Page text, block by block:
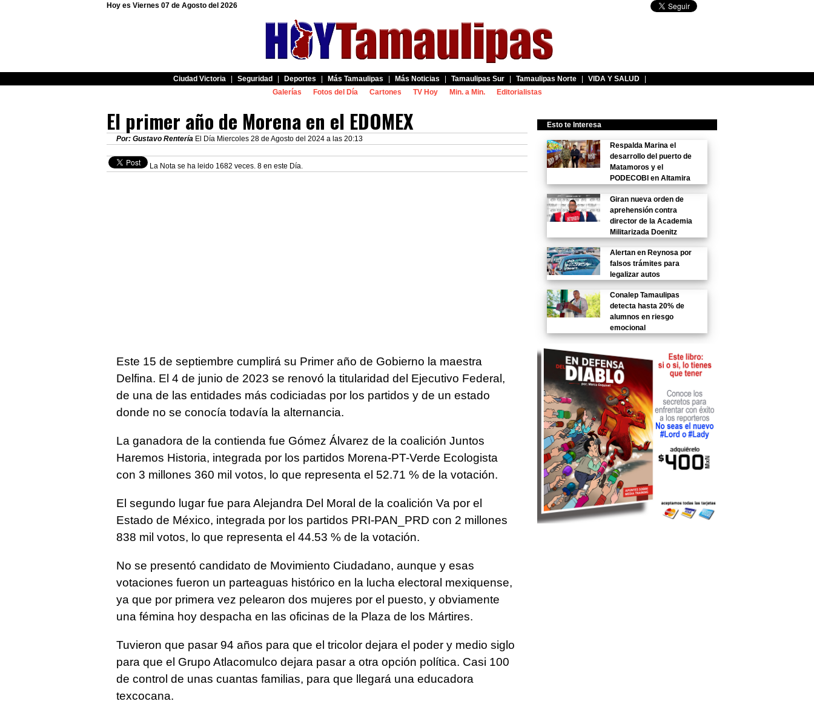
Hoy es Viernes 07 de Agosto del 2026
Ciudad Victoria Seguridad Deportes Más Tamaulipas Más Noticias Tamaulipas Sur Tamaulipas Norte VIDA Y SALUD
Galerías
Fotos del Día Cartones TV Hoy Min. a Min. Editorialistas
El primer año de Morena en el EDOMEX
Por: Gustavo Rentería El Día Miercoles 28 de Agosto del 2024 a las 20:13
La Nota se ha leido 1682 veces. 8 en este Día.
Este 15 de septiembre cumplirá su Primer año de Gobierno la maestra
Delfina. El 4 de junio de 2023 se renovó la titularidad del Ejecutivo Federal,
de una de las entidades más codiciadas por los partidos y de un estado
donde no se conocía todavía la alternancia.
La ganadora de la contienda fue Gómez Álvarez de la coalición Juntos
Haremos Historia, integrada por los partidos Morena-PT-Verde Ecologista
con 3 millones 360 mil votos, lo que representa el 52.71 % de la votación.
El segundo lugar fue para Alejandra Del Moral de la coalición Va por el
Estado de México, integrada por los partidos PRI-PAN_PRD con 2 millones
838 mil votos, lo que representa el 44.53 % de la votación.
No se presentó candidato de Movimiento Ciudadano, aunque y esas
votaciones fueron un parteaguas histórico en la lucha electoral mexiquense,
ya que por primera vez pelearon dos mujeres por el puesto, y obviamente
una fémina hoy despacha en las oficinas de la Plaza de los Mártires.
Tuvieron que pasar 94 años para que el tricolor dejara el poder y medio siglo
para que el Grupo Atlacomulco dejara pasar a otra opción política. Casi 100
de control de unas cuantas familias, para que llegará una educadora
texcocana.
Esto te Interesa
Respalda Marina el
desarrollo del puerto de
Matamoros y el
PODECOBI en Altamira
Giran nueva orden de
aprehensión contra
director de la Academia
Militarizada Doenitz
Alertan en Reynosa por
falsos trámites para
legalizar autos
Conalep Tamaulipas
detecta hasta 20% de
alumnos en riesgo
emocional